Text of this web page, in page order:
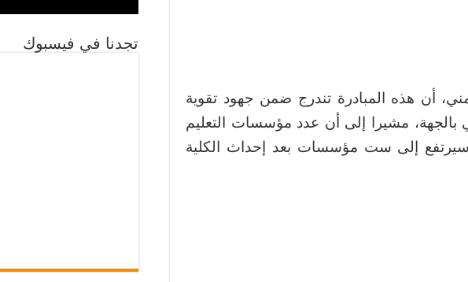
أن هذه المبادرة تندرج ضمن جهود تقوية
بالجهة، مشيرا إلى أن عدد مؤسسات التعليم
سيرتفع إلى ست مؤسسات بعد إحداث الكلية
تجدنا في فيسبوك